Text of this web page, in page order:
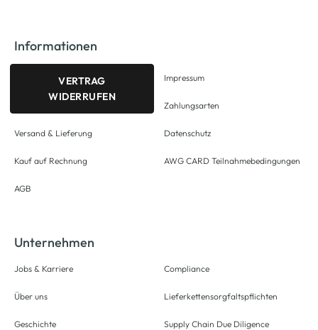
Informationen
VERTRAG
WIDERRUFEN
Versand & Lieferung
Kauf auf Rechnung
AGB
Impressum
Zahlungsarten
Datenschutz
AWG CARD Teilnahmebedingungen
Unternehmen
Jobs & Karriere
Über uns
Geschichte
Compliance
Lieferkettensorgfaltspflichten
Supply Chain Due Diligence